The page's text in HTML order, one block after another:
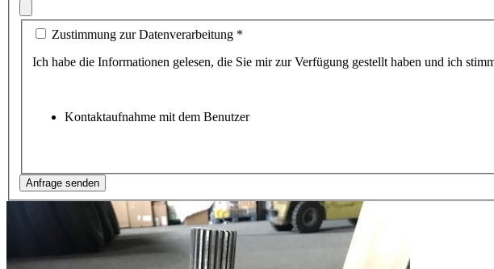
Zustimmung zur Datenverarbeitung *
Ich habe die Informationen gelesen, die Sie mir zur Verfügung gestellt haben und
Kontaktaufnahme mit dem Benutzer